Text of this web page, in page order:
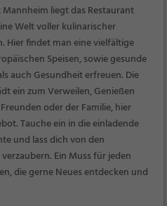
liegt das Restaurant
Welt voller kulinarischer
Hier findet man eine vielfältige
Speisen, sowie gesunde
auch Gesundheit erfreuen. Die
ein zum Verweilen, Genießen
oder der Familie, hier
Tauche ein in die einladende
und lass dich von den
Ein Muss für jeden
die gerne Neues entdecken und